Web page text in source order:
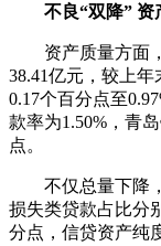
不良“双降”
资产质量方面
38.41亿元，较上
0.17个百分点至
款率为1.50%，青
点。
不仅总量下降
损失类贷款占比分
分点，信贷资产纯